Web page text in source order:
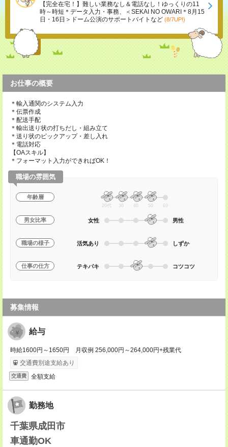
【完全在宅！】難しい業務なし＆電話なし！ゆっくりの11
時～時短＊データ入力・事務、＜SEKAI NO OWARI＊8月15
日・16日＞ドーム公演のサポートバイトなど (8/7UP!)
お仕事の概要
＊輸入通関のシステム入力
＊伝票作成
＊配送手配
＊輸出送り状の打ちだし・組み立て
＊送り状のピックアップ・差し入れ
＊電話対応
【OAスキル】
＊フォーマット入力ができればOK！
職場の雰囲気
年齢層
20代 30 40 50 60
男女比率 女性 男性
職場の様子 活気あり しずか
仕事の仕方 テキパキ コツコツ
募集情報
給与
時給1600円～1650円 月収例 256,000円～264,000円+残業代
交通費別途支給あり
交通費 全額支給
勤務地
千葉県成田市
車通勤OK